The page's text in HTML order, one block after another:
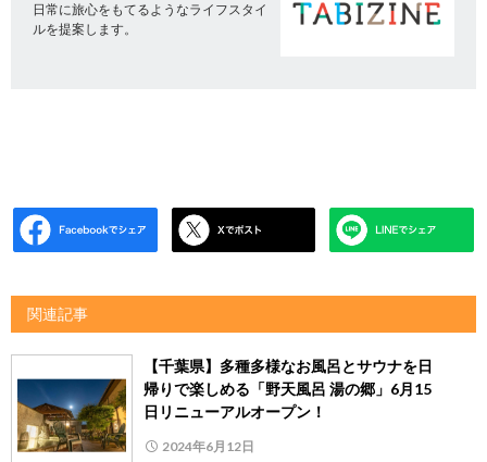
日常に旅心をもてるようなライフスタイ
ルを提案します。
関連記事
【千葉県】多種多様なお風呂とサウナを日
帰りで楽しめる「野天風呂 湯の郷」6月15
日リニューアルオープン！
2024年6月12日